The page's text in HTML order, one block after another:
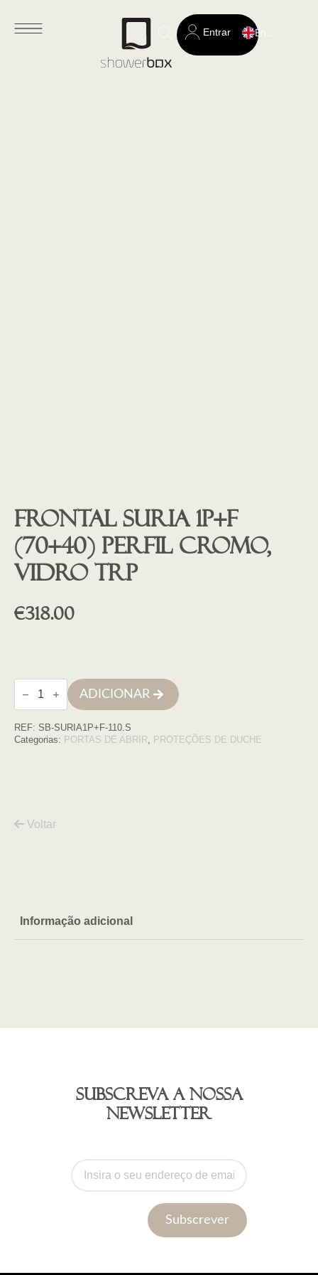
Search
for:
Entrar
Frontal Suria 1P+F
(70+40) Perfil CROMO,
Vidro trp
€318.00
Quantidade
de
Frontal
1P+F
(70+40)
ADICIONAR
REF: SB-SURIA1P+F-110.S
Categorias: PORTAS DE ABRIR, PROTEÇÕES DE DUCHE
Voltar
Informação adicional
Subscreva a nossa
newsletter
Subscrever